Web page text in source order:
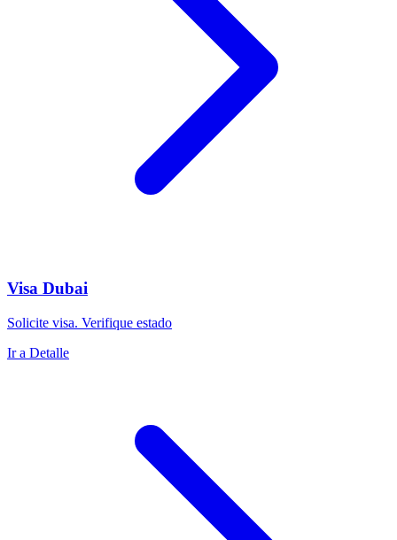
Visa Dubai
Solicite visa. Verifique estado
Ir a Detalle